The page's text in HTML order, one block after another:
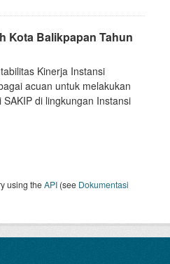
Kota Balikpapan Tahun
Kinerja Instansi
acuan untuk melakukan
di lingkungan Instansi
using theAPI (see Dokumentasi